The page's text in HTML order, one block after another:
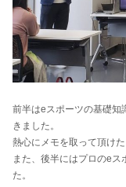
前半はeスポーツの基礎知
きました。
熱心にメモを取って頂け
また、後半にはプロのeス
た。